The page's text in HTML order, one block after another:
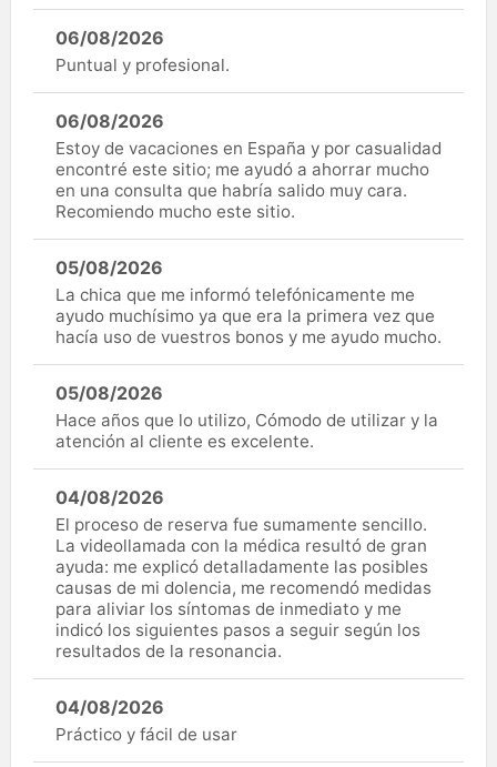
06/08/2026
Puntual y profesional.
06/08/2026
Estoy de vacaciones en España y por casualidad
encontré este sitio; me ayudó a ahorrar mucho
en una consulta que habría salido muy cara.
Recomiendo mucho este sitio.
05/08/2026
La chica que me informó telefónicamente me
ayudo muchísimo ya que era la primera vez que
hacía uso de vuestros bonos y me ayudo mucho.
05/08/2026
Hace años que lo utilizo, Cómodo de utilizar y la
atención al cliente es excelente.
04/08/2026
El proceso de reserva fue sumamente sencillo.
La videollamada con la médica resultó de gran
ayuda: me explicó detalladamente las posibles
causas de mi dolencia, me recomendó medidas
para aliviar los síntomas de inmediato y me
indicó los siguientes pasos a seguir según los
resultados de la resonancia.
04/08/2026
Práctico y fácil de usar